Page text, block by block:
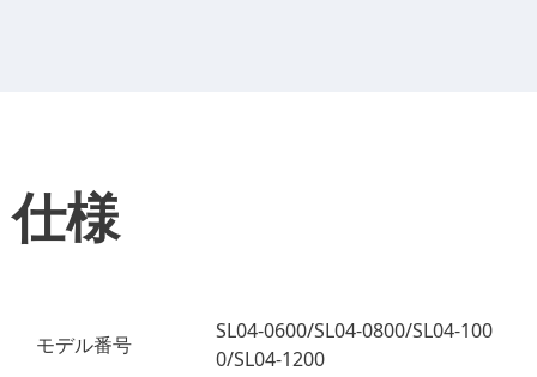
仕様
モデル番号
SL04-0600/SL04-0800/SL04-100
0/SL04-1200